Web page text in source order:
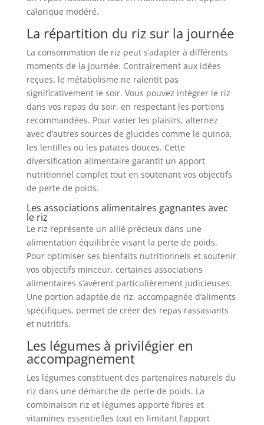
calorique modéré.
La répartition du riz sur la journée
La consommation de riz peut s’adapter à différents
moments de la journée. Contrairement aux idées
reçues, le métabolisme ne ralentit pas
significativement le soir. Vous pouvez intégrer le riz
dans vos repas du soir, en respectant les portions
recommandées. Pour varier les plaisirs, alternez
avec d’autres sources de glucides comme le quinoa,
les lentilles ou les patates douces. Cette
diversification alimentaire garantit un apport
nutritionnel complet tout en soutenant vos objectifs
de perte de poids.
Les associations alimentaires gagnantes avec
le riz
Le riz représente un allié précieux dans une
alimentation équilibrée visant la perte de poids.
Pour optimiser ses bienfaits nutritionnels et soutenir
vos objectifs minceur, certaines associations
alimentaires s’avèrent particulièrement judicieuses.
Une portion adaptée de riz, accompagnée d’aliments
spécifiques, permet de créer des repas rassasiants
et nutritifs.
Les légumes à privilégier en
accompagnement
Les légumes constituent des partenaires naturels du
riz dans une démarche de perte de poids. La
combinaison riz et légumes apporte fibres et
vitamines essentielles tout en limitant l’apport